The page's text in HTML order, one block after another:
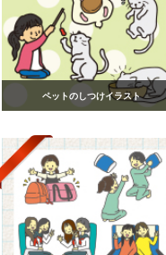
ペットのしつけイラスト